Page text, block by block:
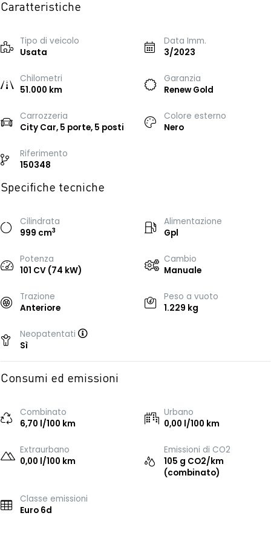
Caratteristiche
Tipo di veicolo
Usata
Data Imm.
3/2023
Chilometri
51.000 km
Garanzia
Renew Gold
Carrozzeria
City Car, 5 porte, 5 posti
Colore esterno
Nero
Riferimento
150348
Specifiche tecniche
Cilindrata
999 cm3
Alimentazione
Gpl
Potenza
101 CV (74 kW)
Cambio
Manuale
Trazione
Anteriore
Peso a vuoto
1.229 kg
Neopatentati
Sì
Consumi ed emissioni
Combinato
6,70 l/100 km
Urbano
0,00 l/100 km
Extraurbano
0,00 l/100 km
Emissioni di CO2
105 g CO2/km
(combinato)
Classe emissioni
Euro 6d